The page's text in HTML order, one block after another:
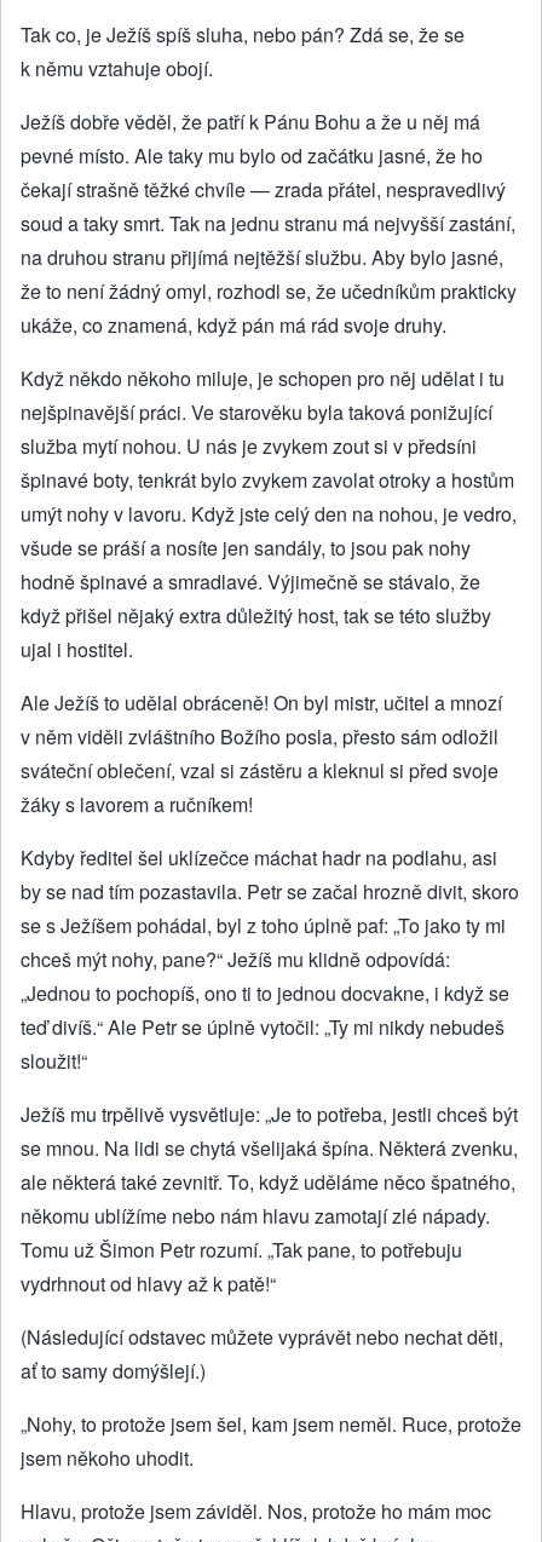
Tak co, je Ježíš spíš sluha, nebo pán? Zdá se, že se
k němu vztahuje obojí.
Ježíš dobře věděl, že patří k Pánu Bohu a že u něj má
pevné místo. Ale taky mu bylo od začátku jasné, že ho
čekají strašně těžké chvíle — zrada přátel, nespravedlivý
soud a taky smrt. Tak na jednu stranu má nejvyšší zastání,
na druhou stranu přijímá nejtěžší službu. Aby bylo jasné,
že to není žádný omyl, rozhodl se, že učedníkům prakticky
ukáže, co znamená, když pán má rád svoje druhy.
Když někdo někoho miluje, je schopen pro něj udělat i tu
nejšpinavější práci. Ve starověku byla taková ponižující
služba mytí nohou. U nás je zvykem zout si v předsíni
špinavé boty, tenkrát bylo zvykem zavolat otroky a hostům
umýt nohy v lavoru. Když jste celý den na nohou, je vedro,
všude se práší a nosíte jen sandály, to jsou pak nohy
hodně špinavé a smradlavé. Výjimečně se stávalo, že
když přišel nějaký extra důležitý host, tak se této služby
ujal i hostitel.
Ale Ježíš to udělal obráceně! On byl mistr, učitel a mnozí
v něm viděli zvláštního Božího posla, přesto sám odložil
sváteční oblečení, vzal si zástěru a kleknul si před svoje
žáky s lavorem a ručníkem!
Kdyby ředitel šel uklízečce máchat hadr na podlahu, asi
by se nad tím pozastavila. Petr se začal hrozně divit, skoro
se s Ježíšem pohádal, byl z toho úplně paf: „To jako ty mi
chceš mýt nohy, pane?“ Ježíš mu klidně odpovídá:
„Jednou to pochopíš, ono ti to jednou docvakne, i když se
teď divíš.“ Ale Petr se úplně vytočil: „Ty mi nikdy nebudeš
sloužit!“
Ježíš mu trpělivě vysvětluje: „Je to potřeba, jestli chceš být
se mnou. Na lidi se chytá všelijaká špína. Některá zvenku,
ale některá také zevnitř. To, když uděláme něco špatného,
někomu ublížíme nebo nám hlavu zamotají zlé nápady.
Tomu už Šimon Petr rozumí. „Tak pane, to potřebuju
vydrhnout od hlavy až k patě!“
(Následující odstavec můžete vyprávět nebo nechat děti,
ať to samy domýšlejí.)
„Nohy, to protože jsem šel, kam jsem neměl. Ruce, protože
jsem někoho uhodit.
Hlavu, protože jsem záviděl. Nos, protože ho mám moc